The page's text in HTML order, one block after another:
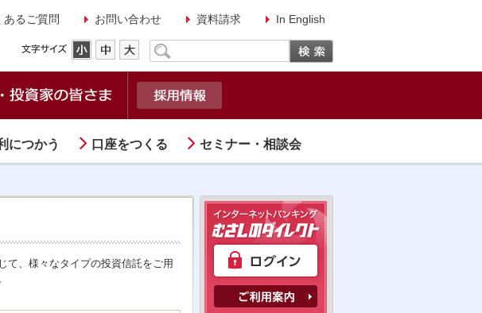
あるご質問 お問い合わせ 資料請求 In English
につかう 口座をつくる セミナー・相談会
て、様々なタイプの投資信託をご用